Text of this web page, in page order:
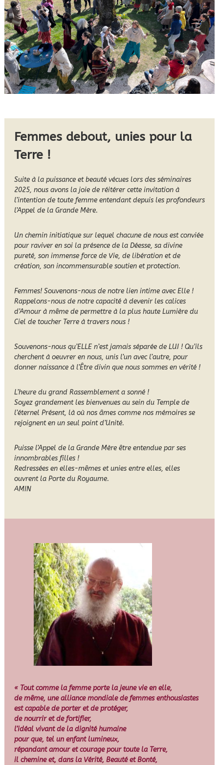
Femmes debout, unies pour la
Terre !
Suite à la puissance et beauté vécues lors des séminaires
2025, nous avons la joie de réitérer cette invitation à
l’intention de toute femme entendant depuis les profondeurs
l’Appel de la Grande Mère.
Un chemin initiatique sur lequel chacune de nous est conviée
pour raviver en soi la présence de la Déesse, sa divine
pureté, son immense force de Vie, de libération et de
création, son incommensurable soutien et protection.
Femmes! Souvenons-nous de notre lien intime avec Elle !
Rappelons-nous de notre capacité à devenir les calices
d’Amour à même de permettre à la plus haute Lumière du
Ciel de toucher Terre à travers nous !
Souvenons-nous qu’ELLE n’est jamais séparée de LUI ! Qu’ils
cherchent à oeuvrer en nous, unis l’un avec l’autre, pour
donner naissance à l’Être divin que nous sommes en vérité !
L’heure du grand Rassemblement a sonné !
Soyez grandement les bienvenues au sein du Temple de
l’éternel Présent, là où nos âmes comme nos mémoires se
rejoignent en un seul point d’Unité.
Puisse l’Appel de la Grande Mère être entendue par ses
innombrables filles !
Redressées en elles-mêmes et unies entre elles, elles
ouvrent la Porte du Royaume.
AMIN
« Tout comme la femme porte la jeune vie en elle,
de même, une alliance mondiale de femmes enthousiastes
est capable de porter et de protéger,
de nourrir et de fortifier,
l’idéal vivant de la dignité humaine
pour que, tel un enfant lumineux,
répandant amour et courage pour toute la Terre,
il chemine et, dans la Vérité, Beauté et Bonté,